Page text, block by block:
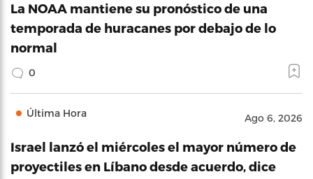
La NOAA mantiene su pronóstico de una
temporada de huracanes por debajo de lo
normal
0
Última Hora Ago 6, 2026
Israel lanzó el miércoles el mayor número de
proyectiles en Líbano desde acuerdo, dice